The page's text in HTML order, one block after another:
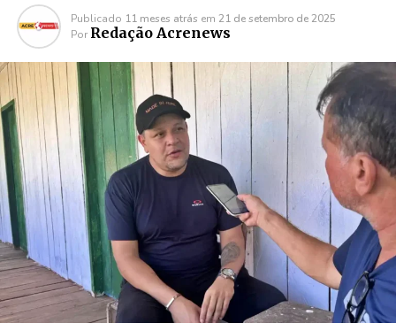
Publicado 11 meses atrás em 21 de setembro de 2025
Por Redação Acrenews